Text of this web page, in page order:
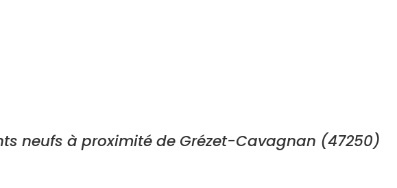
neufs à proximité de Grézet-Cavagnan (47250)